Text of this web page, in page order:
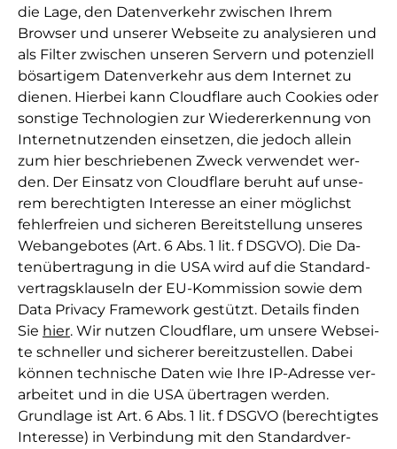
die La­ge, den Da­ten­ver­kehr zwi­schen Ihrem
Browser und un­se­rer Web­sei­te zu ana­ly­sie­ren und
als Fil­ter zwi­schen un­se­ren Ser­vern und po­ten­zi­ell
bös­ar­ti­gem Da­ten­ver­kehr aus dem In­ter­net zu
die­nen. Hier­bei kann Cloudflare auch Cookies oder
sons­ti­ge Tech­no­lo­gien zur Wie­der­er­ken­nung von
In­ter­net­nut­zen­den ein­set­zen, die je­doch al­lein
zum hier be­schrie­be­nen Zweck ver­wen­det wer­
den. Der Ein­satz von Cloudflare be­ruht auf un­se­
rem be­rech­tig­ten In­te­res­se an ei­ner mög­lichst
feh­ler­freien und si­che­ren Be­reit­stel­lung un­se­res
Web­an­ge­bo­tes (Art. 6 Abs. 1 lit. f DSGVO). Die Da­
ten­über­tra­gung in die USA wird auf die Stan­dard­
ver­trags­klau­seln der EU-Kom­mis­sion sowie dem
Data Privacy Framework ge­stützt. De­tails fin­den
Sie hier. Wir nut­zen Cloud­flare, um un­se­re Web­sei­
te schnel­ler und si­che­rer be­reit­zu­stel­len. Da­bei
kön­nen tech­ni­sche Da­ten wie Ih­re IP-Adres­se ver­
ar­bei­tet und in die USA über­tra­gen wer­den.
Grund­la­ge ist Art. 6 Abs. 1 lit. f DSGVO (be­rech­tig­tes
In­te­res­se) in Ver­bin­dung mit den Stan­dard­ver­